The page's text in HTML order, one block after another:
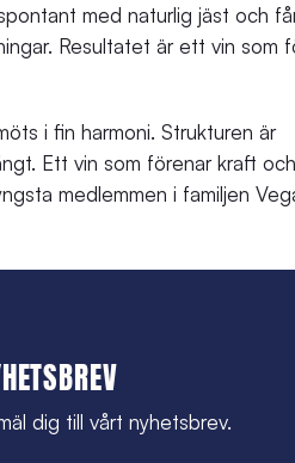
med naturlig jäst och
Resultatet är ett vin som
i fin harmoni. Strukturen är
Ett vin som förenar kraft
medlemmen i familjen
dig till vårt nyhetsbrev.